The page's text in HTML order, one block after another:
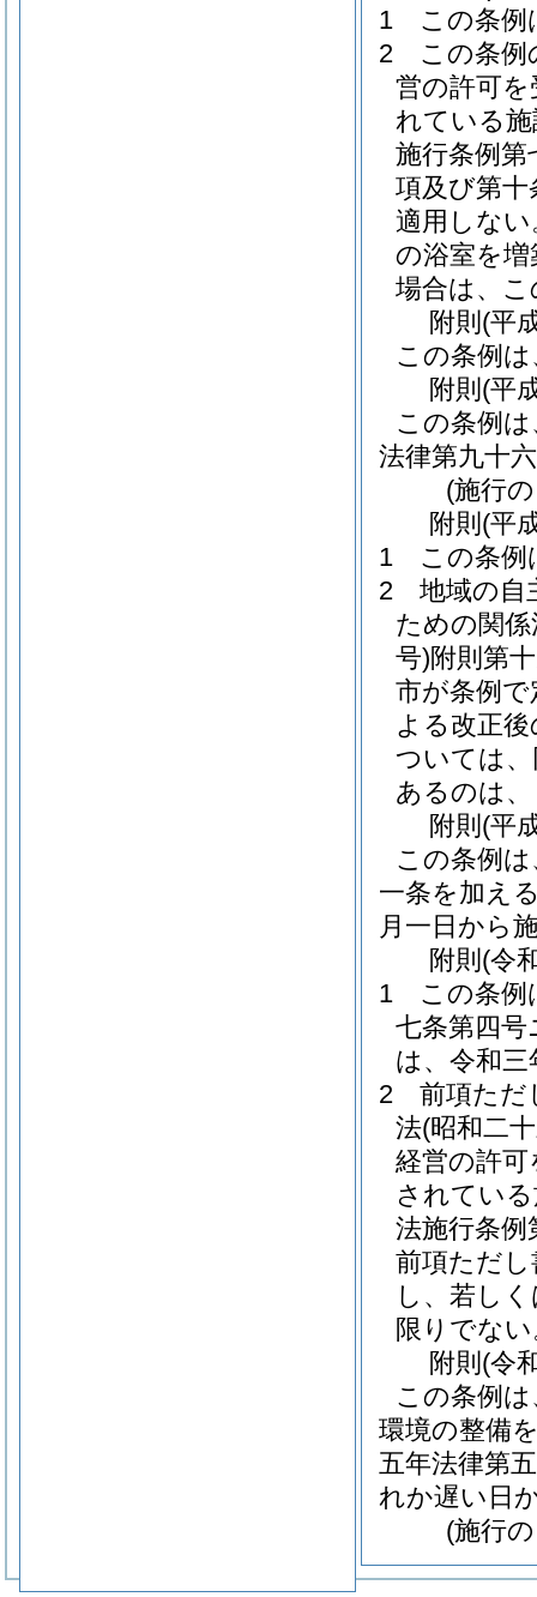
1
この条例
2
この条例
営の許可
れている
施行条例第
項及び第
適用しない
の浴室を
場合は、
附則 (平
この条例
附則 (平
この条例
法律第九十
(施行
附則 (平
1
この条例
2
地域の自
ための関
号)附則第
市が条例
よる改正
ついては
あるのは
附則 (平
この条例
一条を加え
月一日から
附則 (令
1
この条例
七条第四
は、令和
2
前項ただ
法(昭和二
経営の許
されてい
法施行条例
前項ただ
し、若し
限りでな
附則 (令
この条例
環境の整備
五年法律第
れか遅い日
(施行